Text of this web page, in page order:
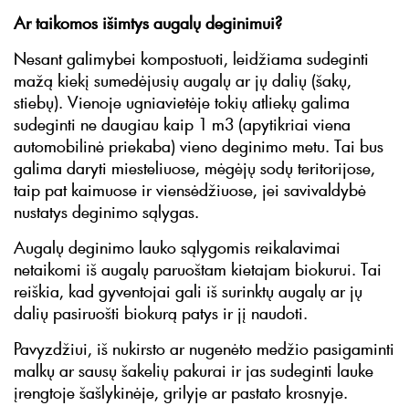
Ar taikomos išimtys augalų deginimui?
Nesant galimybei kompostuoti, leidžiama sudeginti
mažą kiekį sumedėjusių augalų ar jų dalių (šakų,
stiebų). Vienoje ugniavietėje tokių atliekų galima
sudeginti ne daugiau kaip 1 m3 (apytikriai viena
automobilinė priekaba) vieno deginimo metu. Tai bus
galima daryti miesteliuose, mėgėjų sodų teritorijose,
taip pat kaimuose ir viensėdžiuose, jei savivaldybė
nustatys deginimo sąlygas.
Augalų deginimo lauko sąlygomis reikalavimai
netaikomi iš augalų paruoštam kietajam biokurui. Tai
reiškia, kad gyventojai gali iš surinktų augalų ar jų
dalių pasiruošti biokurą patys ir jį naudoti.
Pavyzdžiui, iš nukirsto ar nugenėto medžio pasigaminti
malkų ar sausų šakelių pakurai ir jas sudeginti lauke
įrengtoje šašlykinėje, grilyje ar pastato krosnyje.